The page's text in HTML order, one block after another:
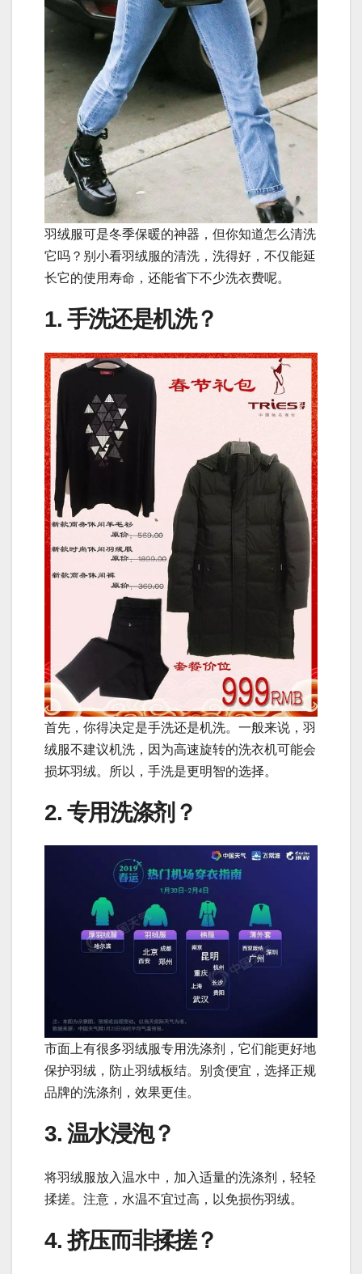
羽绒服可是冬季保暖的神器，但你知道怎么清洗
它吗？别小看羽绒服的清洗，洗得好，不仅能延
长它的使用寿命，还能省下不少洗衣费呢。
1. 手洗还是机洗？
首先，你得决定是手洗还是机洗。一般来说，羽
绒服不建议机洗，因为高速旋转的洗衣机可能会
损坏羽绒。所以，手洗是更明智的选择。
2. 专用洗涤剂？
市面上有很多羽绒服专用洗涤剂，它们能更好地
保护羽绒，防止羽绒板结。别贪便宜，选择正规
品牌的洗涤剂，效果更佳。
3. 温水浸泡？
将羽绒服放入温水中，加入适量的洗涤剂，轻轻
揉搓。注意，水温不宜过高，以免损伤羽绒。
4. 挤压而非揉搓？